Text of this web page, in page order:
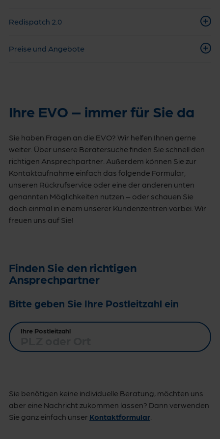
Redispatch 2.0
Preise und Angebote
Ihre EVO – immer für Sie da
Sie haben Fragen an die EVO? Wir helfen Ihnen gerne
weiter. Über unsere Beratersuche finden Sie schnell den
richtigen Ansprechpartner. Außerdem können Sie zur
Kontaktaufnahme einfach das folgende Formular,
unseren Rückrufservice oder eine der anderen unten
genannten Möglichkeiten nutzen – oder schauen Sie
doch einmal in einem unserer Kundenzentren vorbei. Wir
freuen uns auf Sie!
Finden Sie den richtigen
Ansprechpartner
Bitte geben Sie Ihre Postleitzahl ein
Ihre Postleitzahl
Sie benötigen keine individuelle Beratung, möchten uns
aber eine Nachricht zukommen lassen? Dann verwenden
Sie ganz einfach unser Kontaktformular